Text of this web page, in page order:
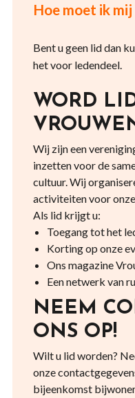
Hoe moet ik mij
Bent u geen lid dan
het voor ledendeel.
WORD
Wij zijn een
inzetten voor de
cultuur. Wij
activiteiten voor
Als lid krijgt u:
Toegang tot het
Korting op onze
Ons magazine
Een netwerk van
NEEM
ONS OP!
Wilt u lid worden?
onze
bijeenkomst